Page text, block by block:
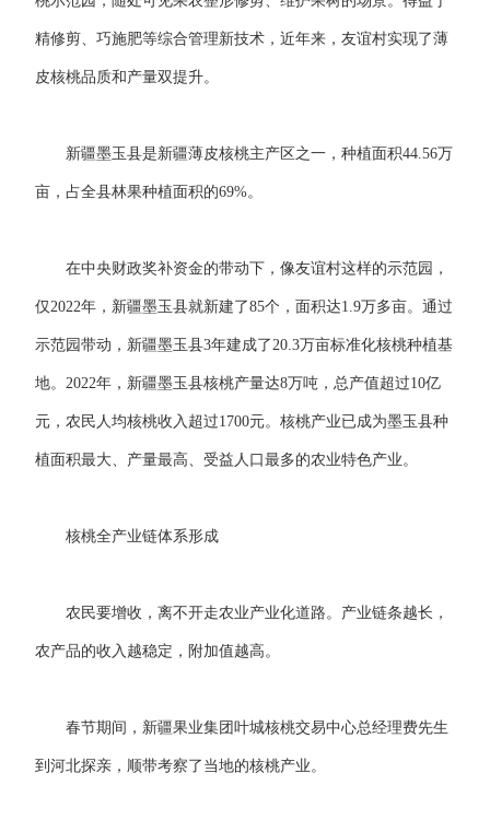
精修剪、巧施肥等综合管理新技术，近年来，友谊村实现了薄
皮核桃品质和产量双提升。
新疆墨玉县是新疆薄皮核桃主产区之一，种植面积44.56万
亩，占全县林果种植面积的69%。
在中央财政奖补资金的带动下，像友谊村这样的示范园，
仅2022年，新疆墨玉县就新建了85个，面积达1.9万多亩。通过
示范园带动，新疆墨玉县3年建成了20.3万亩标准化核桃种植基
地。2022年，新疆墨玉县核桃产量达8万吨，总产值超过10亿
元，农民人均核桃收入超过1700元。核桃产业已成为墨玉县种
植面积最大、产量最高、受益人口最多的农业特色产业。
核桃全产业链体系形成
农民要增收，离不开走农业产业化道路。产业链条越长，
农产品的收入越稳定，附加值越高。
春节期间，新疆果业集团叶城核桃交易中心总经理费先生
到河北探亲，顺带考察了当地的核桃产业。